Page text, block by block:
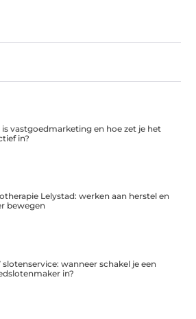
is vastgoedmarketing en hoe zet je het
in?
Lelystad: werken aan herstel en
bewegen
slotenservice: wanneer schakel je een
in?